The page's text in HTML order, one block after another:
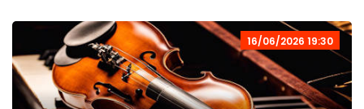
16/06/2026 19:30